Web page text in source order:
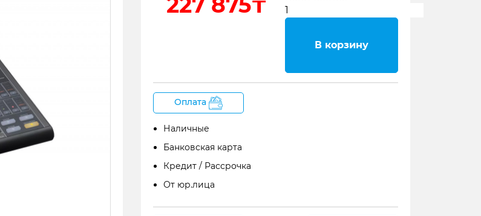
В корзину
Оплата
Наличные
Банковская карта
Кредит / Рассрочка
От юр.лица